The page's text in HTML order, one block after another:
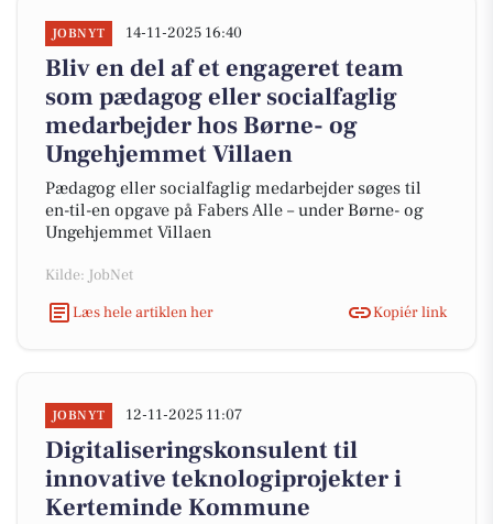
JOBNYT 14-11-2025 16:40
Bliv en del af et engageret team
som pædagog eller socialfaglig
medarbejder hos Børne- og
Ungehjemmet Villaen
Pædagog eller socialfaglig medarbejder søges til
en-til-en opgave på Fabers Alle – under Børne- og
Ungehjemmet Villaen
Kilde: JobNet
Læs hele artiklen her
Kopiér link
JOBNYT 12-11-2025 11:07
Digitaliseringskonsulent til
innovative teknologiprojekter i
Kerteminde Kommune